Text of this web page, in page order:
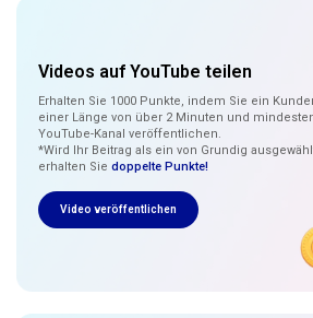
Videos auf YouTube teilen
Erhalten Sie 1000 Punkte, indem Sie ein
einer Länge von über 2 Minuten und
YouTube-Kanal veröffentlichen.
*Wird Ihr Beitrag als ein von Grundig
erhalten Sie doppelte Punkte!
Video veröffentlichen